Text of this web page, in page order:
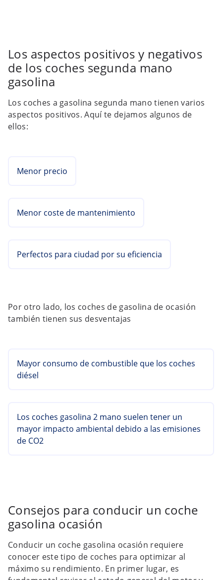
Los aspectos positivos y negativos
de los coches segunda mano
gasolina
Los coches a gasolina segunda mano tienen varios
aspectos positivos. Aquí te dejamos algunos de
ellos:
Menor precio
Menor coste de mantenimiento
Perfectos para ciudad por su eficiencia
Por otro lado, los coches de gasolina de ocasión
también tienen sus desventajas
Mayor consumo de combustible que los coches
diésel
Los coches gasolina 2 mano suelen tener un
mayor impacto ambiental debido a las emisiones
de CO2
Consejos para conducir un coche
gasolina ocasión
Conducir un coche gasolina ocasión requiere
conocer este tipo de coches para optimizar al
máximo su rendimiento. En primer lugar, es